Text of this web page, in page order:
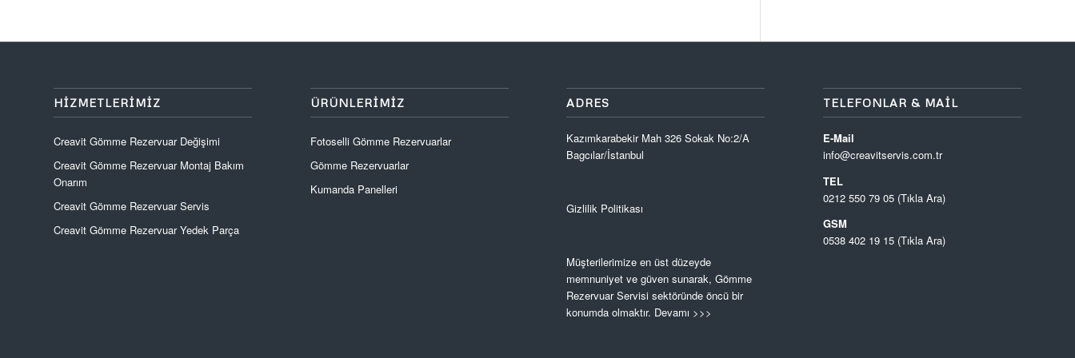
HIZMETLERIMIZ
Creavit Gömme Rezervuar Değişimi
Creavit Gömme Rezervuar Montaj Bakım
Onarım
Creavit Gömme Rezervuar Servis
Creavit Gömme Rezervuar Yedek Parça
ÜRÜNLERIMIZ
Fotoselli Gömme Rezervuarlar
Gömme Rezervuarlar
Kumanda Panelleri
ADRES
Kazımkarabekir Mah 326 Sokak No:2/A
Bagcılar/İstanbul
Gizlilik Politikası
Müşterilerimize en üst düzeyde
memnuniyet ve güven sunarak, Gömme
Rezervuar Servisi sektöründe öncü bir
konumda olmaktır. Devamı >>>
TELEFONLAR & MAIL
E-Mail
info@creavitservis.com.tr
TEL
0212 550 79 05 (Tıkla Ara)
GSM
0538 402 19 15 (Tıkla Ara)